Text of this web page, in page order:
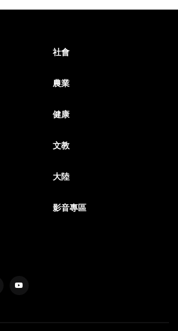
社會
農業
健康
文教
大陸
影音專區